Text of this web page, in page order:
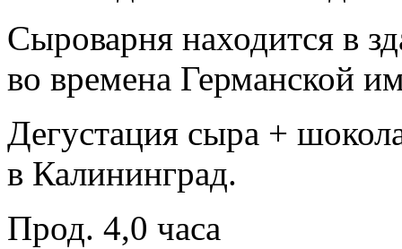
Сыроварня находится в
во времена Германской
Дегустация сыра +
в Калининград.
Прод. 4,0 часа